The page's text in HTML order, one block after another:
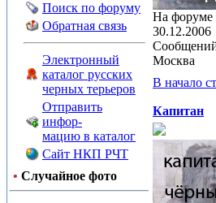
Поиск по форуму
Обратная связь
Электронный
каталог русских
черных терьеров
Отправить
инфор-
мацию в каталог
Сайт НКП РЧТ
• Случайное фото
На форуме
30.12.2006
Москва
В начало
Капитан